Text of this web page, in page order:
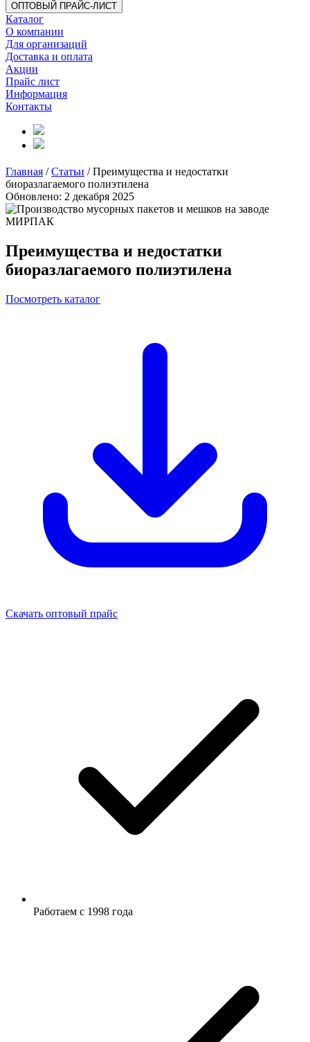
ОПТОВЫЙ ПРАЙС-ЛИСТ
Каталог
О компании
Для организаций
Доставка и оплата
Акции
Прайс лист
Информация
Контакты
Главная /Статьи /Преимущества и недостатки
биоразлагаемого полиэтилена
Обновлено: 2 декабря 2025
Преимущества и недостатки
биоразлагаемого полиэтилена
Посмотреть каталог
Скачать оптовый прайс
Работаем с 1998 года